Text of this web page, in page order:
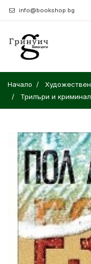
info@bookshop.bg
Начало
Трилъри и